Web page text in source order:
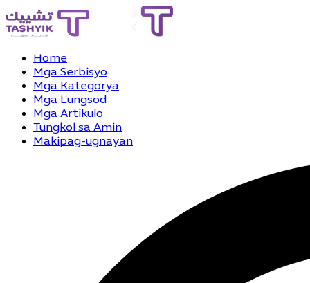
Home
Mga Serbisyo
Mga Kategorya
Mga Lungsod
Mga Artikulo
Tungkol sa Amin
Makipag-ugnayan